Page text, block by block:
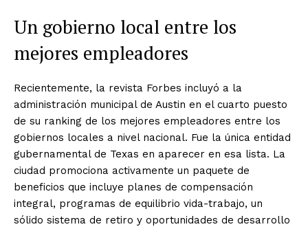
Un gobierno local entre los
mejores empleadores
Recientemente, la revista Forbes incluyó a la
administración municipal de Austin en el cuarto puesto
de su ranking de los mejores empleadores entre los
gobiernos locales a nivel nacional. Fue la única entidad
gubernamental de Texas en aparecer en esa lista. La
ciudad promociona activamente un paquete de
beneficios que incluye planes de compensación
integral, programas de equilibrio vida-trabajo, un
sólido sistema de retiro y oportunidades de desarrollo